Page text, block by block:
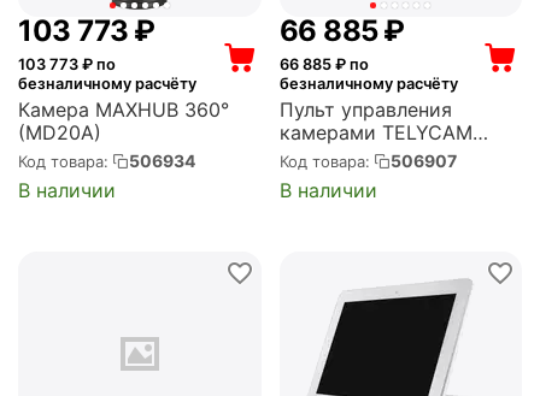
103 773 ₽
103 773 ₽ по
безналичному расчёту
Камера MAXHUB 360°
(MD20A)
Код товара: 506934
В наличии
66 885₽
66 885₽ по
безналичному расчёту
Пульт управления
камерами TELYCAM
(TLC-50TC)
Код товара: 506907
В наличии